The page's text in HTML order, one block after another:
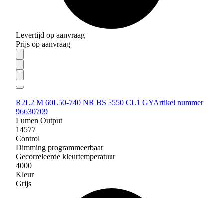
Levertijd op aanvraag
Prijs op aanvraag
R2L2 M 60L50-740 NR BS 3550 CL1 GYArtikel nummer
96630709
Lumen Output
14577
Control
Dimming programmeerbaar
Gecorreleerde kleurtemperatuur
4000
Kleur
Grijs